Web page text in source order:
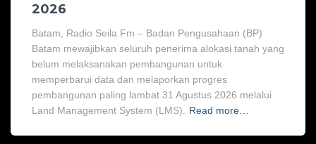
2026
Batam, Radio Seila Fm – Badan Pengusahaan (BP)
Batam mewajibkan seluruh penerima alokasi tanah yang
belum melaksanakan pembangunan untuk
memperbarui data dan melaporkan progres
pembangunan paling lambat 31 Agustus 2026 melalui
Land Management System (LMS).
Read more…